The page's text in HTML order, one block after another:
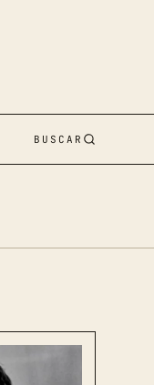
BUSCAR